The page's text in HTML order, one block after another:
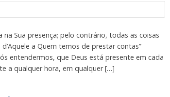
Sua presença; pelo contrário, todas as coisas
a Quem temos de prestar contas”
entendermos, que Deus está presente em cada
a qualquer hora, em qualquer […]